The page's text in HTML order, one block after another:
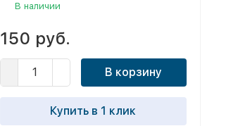
В наличии
150 руб.
В корзину
Купить в 1 клик